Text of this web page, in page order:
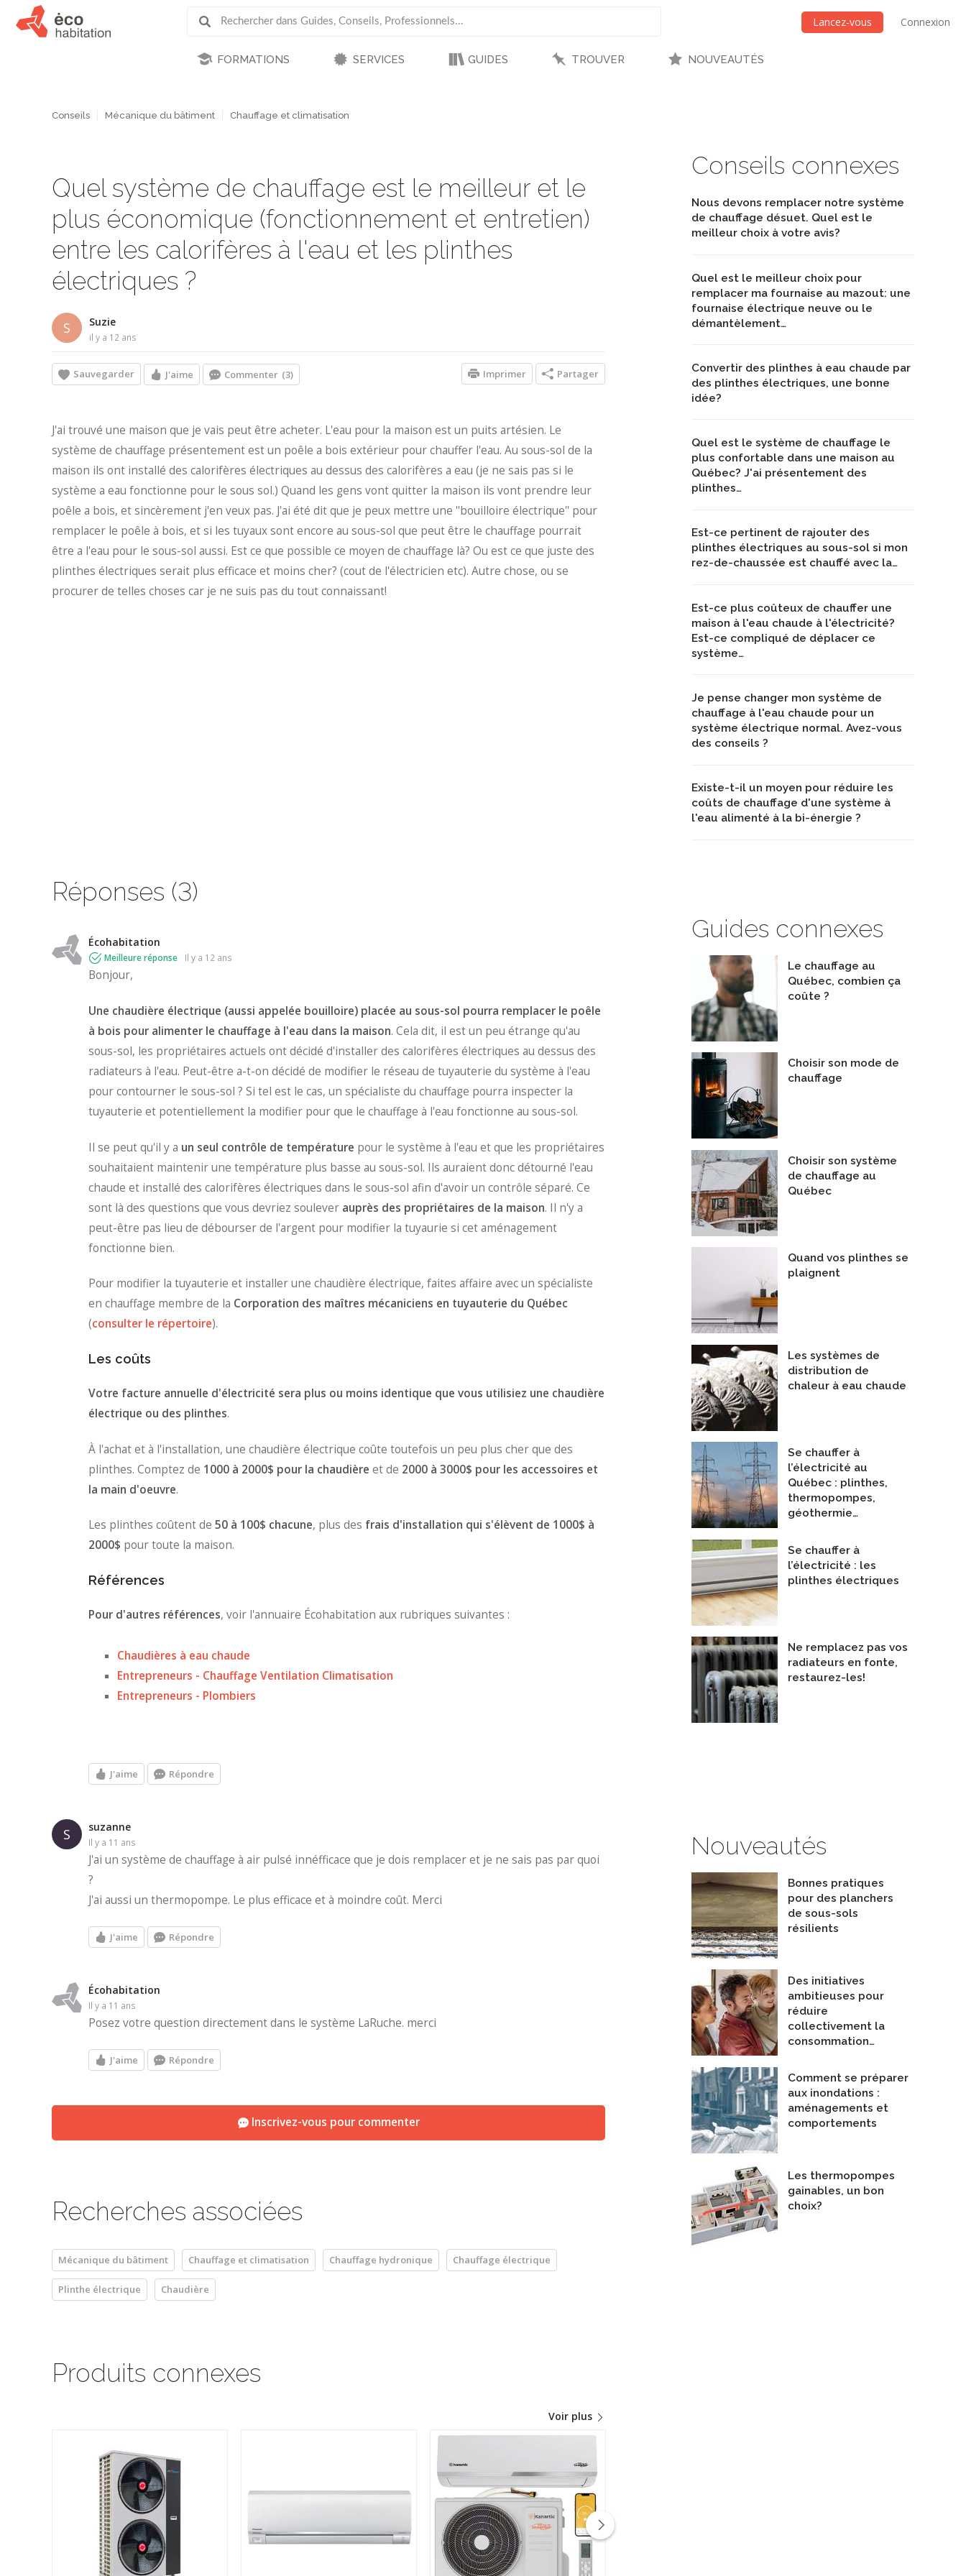
Lancez-vous Connexion
FORMATIONS SERVICES GUIDES TROUVER NOUVEAUTÉS
Conseils connexes
Nous devons remplacer notre système
de chauffage désuet. Quel est le
meilleur choix à votre avis?
Quel est le meilleur choix pour
remplacer ma fournaise au mazout: une
fournaise électrique neuve ou le
démantèlement…
Convertir des plinthes à eau chaude par
des plinthes électriques, une bonne
idée?
Quel est le système de chauffage le
plus confortable dans une maison au
Québec? J'ai présentement des
plinthes…
Est-ce pertinent de rajouter des
plinthes électriques au sous-sol si mon
rez-de-chaussée est chauffé avec la…
Est-ce plus coûteux de chauffer une
maison à l'eau chaude à l'électricité?
Est-ce compliqué de déplacer ce
système…
Je pense changer mon système de
chauffage à l'eau chaude pour un
système électrique normal. Avez-vous
des conseils ?
Existe-t-il un moyen pour réduire les
coûts de chauffage d'une système à
l'eau alimenté à la bi-énergie ?
Guides connexes
Le chauffage au
Québec, combien ça
coûte ?
Choisir son mode de
chauffage
Choisir son système
de chauffage au
Québec
Quand vos plinthes se
plaignent
Les systèmes de
distribution de
chaleur à eau chaude
Se chauffer à
l’électricité au
Québec : plinthes,
thermopompes,
géothermie…
Se chauffer à
l’électricité : les
plinthes électriques
Ne remplacez pas vos
radiateurs en fonte,
restaurez-les!
Nouveautés
Bonnes pratiques
pour des planchers
de sous-sols
résilients
Des initiatives
ambitieuses pour
réduire
collectivement la
consommation…
Comment se préparer
aux inondations :
aménagements et
comportements
Les thermopompes
gainables, un bon
choix?
Conseils Mécanique du bâtiment Chauffage et climatisation
Quel système de chauffage est le meilleur et le
plus économique (fonctionnement et entretien)
entre les calorifères à l'eau et les plinthes
électriques ?
S Suzie
il y a 12 ans
Sauvegarder J'aime Commenter (3) Partager
Imprimer
J'ai trouvé une maison que je vais peut être acheter. L'eau pour la maison est un puits artésien. Le
système de chauffage présentement est un poêle a bois extérieur pour chauffer l'eau. Au sous-sol de la
maison ils ont installé des calorifères électriques au dessus des calorifères a eau (je ne sais pas si le
système a eau fonctionne pour le sous sol.) Quand les gens vont quitter la maison ils vont prendre leur
poêle a bois, et sincèrement j'en veux pas. J'ai été dit que je peux mettre une ''bouilloire électrique'' pour
remplacer le poêle à bois, et si les tuyaux sont encore au sous-sol que peut être le chauffage pourrait
être a l'eau pour le sous-sol aussi. Est ce que possible ce moyen de chauffage là? Ou est ce que juste des
plinthes électriques serait plus efficace et moins cher? (cout de l'électricien etc). Autre chose, ou se
procurer de telles choses car je ne suis pas du tout connaissant!
Réponses (3)
Écohabitation
Meilleure réponse il y a 12 ans
Bonjour,
Une chaudière électrique (aussi appelée bouilloire) placée au sous-sol pourra remplacer le poêle
à bois pour alimenter le chauffage à l'eau dans la maison. Cela dit, il est un peu étrange qu'au
sous-sol, les propriétaires actuels ont décidé d'installer des calorifères électriques au dessus des
radiateurs à l'eau. Peut-être a-t-on décidé de modifier le réseau de tuyauterie du système à l'eau
pour contourner le sous-sol ? Si tel est le cas, un spécialiste du chauffage pourra inspecter la
tuyauterie et potentiellement la modifier pour que le chauffage à l'eau fonctionne au sous-sol.
Il se peut qu'il y a un seul contrôle de température pour le système à l'eau et que les propriétaires
souhaitaient maintenir une température plus basse au sous-sol. Ils auraient donc détourné l'eau
chaude et installé des calorifères électriques dans le sous-sol afin d'avoir un contrôle séparé. Ce
sont là des questions que vous devriez soulever auprès des propriétaires de la maison. Il n'y a
peut-être pas lieu de débourser de l'argent pour modifier la tuyaurie si cet aménagement
fonctionne bien.
Pour modifier la tuyauterie et installer une chaudière électrique, faites affaire avec un spécialiste
en chauffage membre de la Corporation des maîtres mécaniciens en tuyauterie du Québec
(consulter le répertoire).
Les coûts
Votre facture annuelle d'électricité sera plus ou moins identique que vous utilisiez une chaudière
électrique ou des plinthes.
À l'achat et à l'installation, une chaudière électrique coûte toutefois un peu plus cher que des
plinthes. Comptez de 1000 à 2000$ pour la chaudière et de 2000 à 3000$ pour les accessoires et
la main d'oeuvre.
Les plinthes coûtent de 50 à 100$ chacune, plus des frais d'installation qui s'élèvent de 1000$ à
2000$ pour toute la maison.
Références
Pour d'autres références, voir l'annuaire Écohabitation aux rubriques suivantes :
Chaudières à eau chaude
Entrepreneurs - Chauffage Ventilation Climatisation
Entrepreneurs - Plombiers
J'aime Répondre
S suzanne
il y a 11 ans
J'ai un système de chauffage à air pulsé innéfficace que je dois remplacer et je ne sais pas par quoi
?
J'ai aussi un thermopompe. Le plus efficace et à moindre coût. Merci
J'aime Répondre
Écohabitation
il y a 11 ans
Posez votre question directement dans le système LaRuche. merci
J'aime Répondre
Inscrivez-vous pour commenter
Recherches associées
Mécanique du bâtiment Chauffage et climatisation Chauffage hydronique Chauffage électrique
Plinthe électrique Chaudière
Produits connexes
Voir plus